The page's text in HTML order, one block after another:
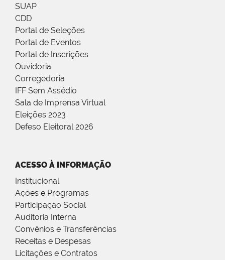
SUAP
CDD
Portal de Seleções
Portal de Eventos
Portal de Inscrições
Ouvidoria
Corregedoria
IFF Sem Assédio
Sala de Imprensa Virtual
Eleições 2023
Defeso Eleitoral 2026
ACESSO À INFORMAÇÃO
Institucional
Ações e Programas
Participação Social
Auditoria Interna
Convênios e Transferências
Receitas e Despesas
Licitações e Contratos